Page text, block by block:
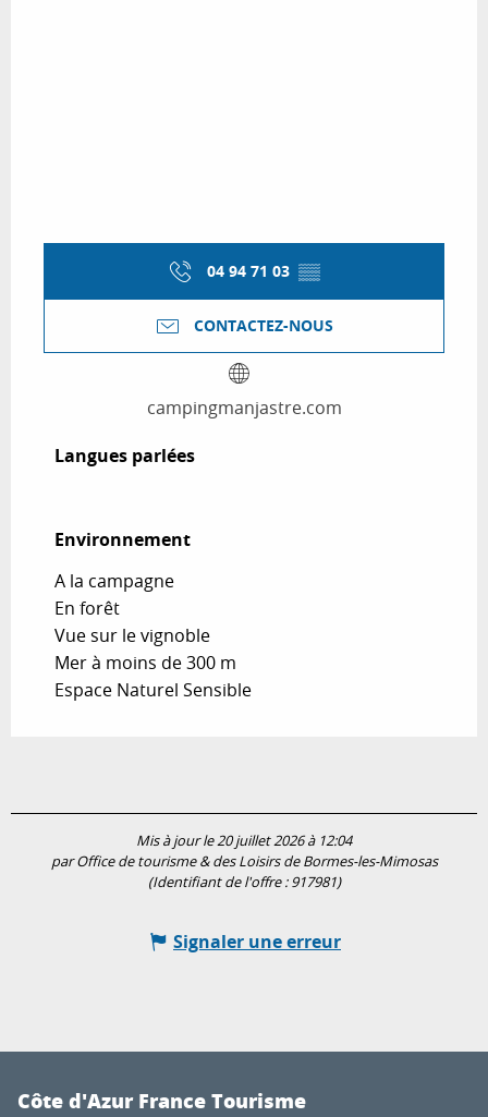
04 94 71 03 ▒▒
CONTACTEZ-NOUS
campingmanjastre.com
Langues parlées
Langues parlées
Environnement
Environnement
A la campagne
En forêt
Vue sur le vignoble
Mer à moins de 300 m
Espace Naturel Sensible
Mis à jour le 20 juillet 2026 à 12:04
par Office de tourisme & des Loisirs de Bormes-les-Mimosas
(Identifiant de l'offre :917981)
Signaler une erreur
Côte d'Azur France Tourisme